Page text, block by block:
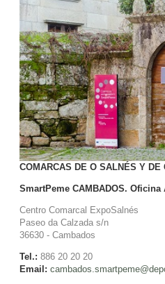
COMARCAS DE O SALNÉS Y DE
SmartPeme CAMBADOS. Oficina
Centro Comarcal ExpoSalnés
Paseo da Calzada s/n
36630 - Cambados
Tel.: 886 20 20 20
Email: